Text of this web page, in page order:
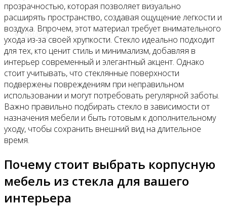
Видео
прозрачностью, которая позволяет визуально
расширять пространство, создавая ощущение легкости и
воздуха. Впрочем, этот материал требует внимательного
ухода из-за своей хрупкости. Стекло идеально подходит
для тех, кто ценит стиль и минимализм, добавляя в
интерьер современный и элегантный акцент. Однако
стоит учитывать, что стеклянные поверхности
подвержены повреждениям при неправильном
использовании и могут потребовать регулярной заботы.
Важно правильно подбирать стекло в зависимости от
назначения мебели и быть готовым к дополнительному
уходу, чтобы сохранить внешний вид на длительное
время.
Почему стоит выбрать корпусную
мебель из стекла для вашего
интерьера